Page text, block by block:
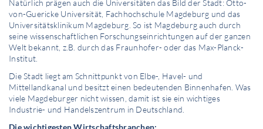
Natürlich prägen auch die Universitäten das Bild der Stadt: Otto-
von-Guericke Universität, Fachhochschule Magdeburg und das
Universitätsklinikum Magdeburg. So ist Magdeburg auch durch
seine wissenschaftlichen Forschungseinrichtungen auf der ganzen
Welt bekannt, z.B. durch das Fraunhofer- oder das Max-Planck-
Institut.
Die Stadt liegt am Schnittpunkt von Elbe-, Havel- und
Mittellandkanal und besitzt einen bedeutenden Binnenhafen. Was
viele Magdeburger nicht wissen, damit ist sie ein wichtiges
Industrie- und Handelszentrum in Deutschland.
Die wichtigesten Wirtschaftsbranchen: